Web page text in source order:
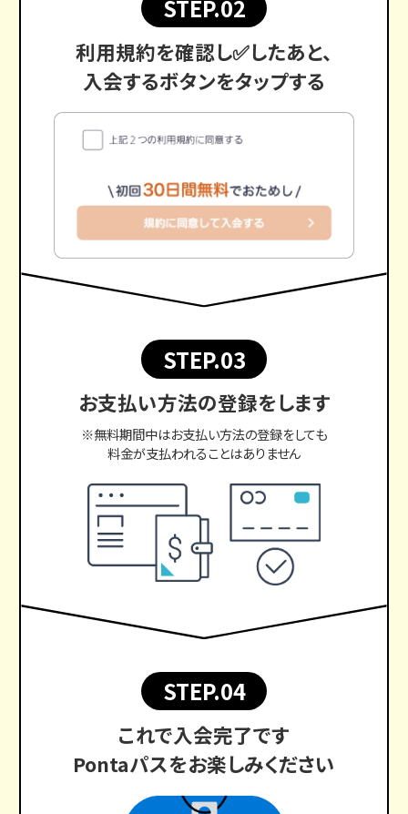
STEP.02
利用規約を確認し✅したあと、
入会するボタンをタップする
STEP.03
お支払い方法の登録をします
※無料期間中はお支払い方法の登録をしても
料金が支払われることはありません
STEP.04
これで入会完了です
Pontaパスをお楽しみください